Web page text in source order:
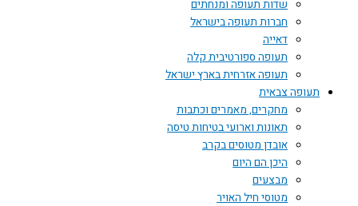
שדות תעופה ומנחתים
חברות תעופה בישראל
דאייה
תעופה ספורטיבית קלה
תעופה אזרחית בארץ ישראל
תעופה צבאית
מחקרים, מאמרים וכתבות
תאונות וארועי בטיחות טיסה
אובדן מטוסים בקרב
היכן הם היום
מבצעים
מטוסי חיל האויר